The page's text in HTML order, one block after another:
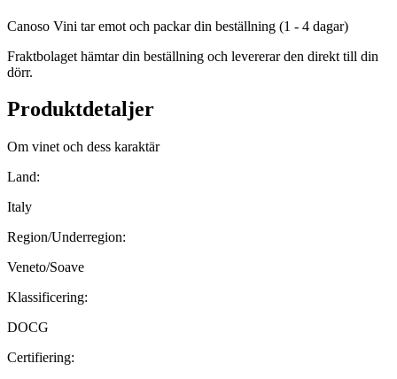
Canoso Vini tar emot och packar din beställning (1 - 4 dagar)
Fraktbolaget hämtar din beställning och levererar den direkt till din
dörr.
Produktdetaljer
Om vinet och dess karaktär
Land:
Italy
Region/Underregion:
Veneto/Soave
Klassificering:
DOCG
Certifiering: